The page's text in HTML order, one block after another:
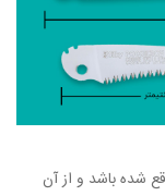
شده باشد و از آن